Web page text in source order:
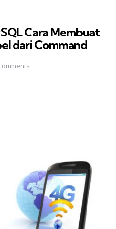
Cara Membuat
dari Command